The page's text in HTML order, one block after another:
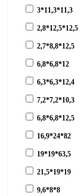
3*11,3*11,3
2,8*12,5*12,5
2,7*8,8*12,5
6,8*6,8*12
6,3*6,3*12,4
7,2*7,2*10,3
6,8*6,8*12,5
16,9*24*82
19*19*63,5
21,5*19*19
9,6*8*8